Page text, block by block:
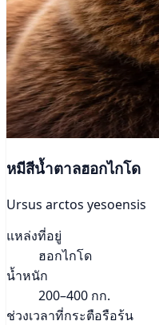
หมีสีน้ำตาลฮอกไกโด
Ursus arctos yesoensis
แหล่งที่อยู่
ฮอกไกโด
น้ำหนัก
200–400 กก.
ช่วงเวลาที่กระตือรือร้น